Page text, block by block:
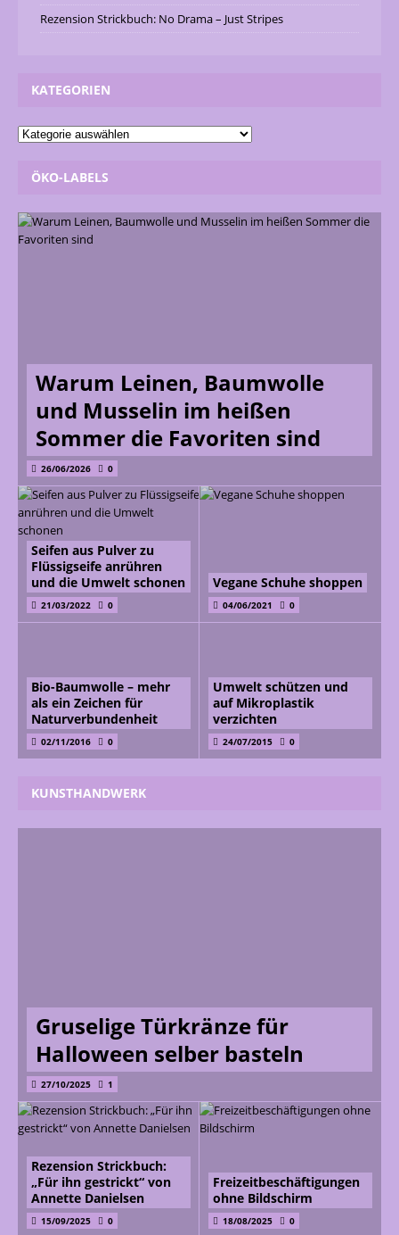
Rezension Strickbuch: No Drama – Just Stripes
KATEGORIEN
ÖKO-LABELS
Warum Leinen, Baumwolle
und Musselin im heißen
Sommer die Favoriten sind
26/06/2026 0
Seifen aus Pulver zu
Flüssigseife anrühren
und die Umwelt schonen
21/03/2022 0
Vegane Schuhe shoppen
04/06/2021 0
Bio-Baumwolle – mehr
als ein Zeichen für
Naturverbundenheit
02/11/2016 0
Umwelt schützen und
auf Mikroplastik
verzichten
24/07/2015 0
KUNSTHANDWERK
Gruselige Türkränze für
Halloween selber basteln
27/10/2025 1
Rezension Strickbuch:
„Für ihn gestrickt“ von
Annette Danielsen
15/09/2025 0
Freizeitbeschäftigungen
ohne Bildschirm
18/08/2025 0